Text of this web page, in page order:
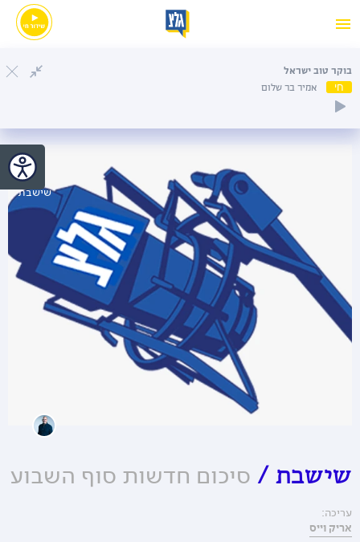
בוקר טוב ישראל
חי אמיר בר שלום
שישבת
שישבת / סיכום חדשות סוף השבוע
עריכה:
אריק וייס